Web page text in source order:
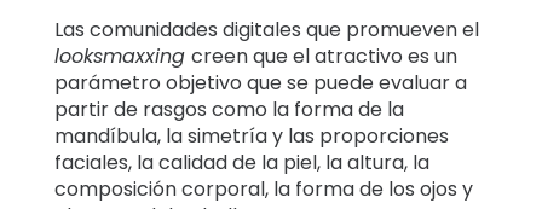
Las comunidades digitales que promueven el
looksmaxxing creen que el atractivo es un
parámetro objetivo que se puede evaluar a
partir de rasgos como la forma de la
mandíbula, la simetría y las proporciones
faciales, la calidad de la piel, la altura, la
composición corporal, la forma de los ojos y